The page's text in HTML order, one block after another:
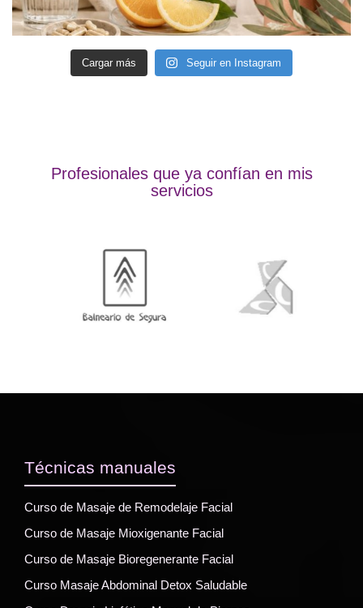
Cargar más Seguir en Instagram
Profesionales que ya confían en mis
servicios
Técnicas manuales
Curso de Masaje de Remodelaje Facial
Curso de Masaje Mioxigenante Facial
Curso de Masaje Bioregenerante Facial
Curso Masaje Abdominal Detox Saludable